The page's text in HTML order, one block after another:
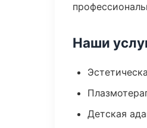
Наши
Детская